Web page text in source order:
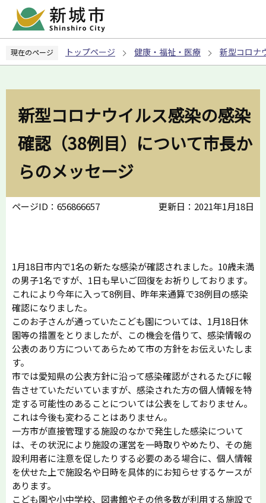
ペ
の
現在のページ トップページ 健康・福祉・医療 新型コロナ
新型コロナウイルス感染の感染
確認（38例目）について市長か
らのメッセージ
ページID：656866657 更新日：2021年1月18日
1月18日市内で1名の新たな感染が確認されました。10歳未満
の男子1名ですが、1日も早いご回復をお祈りしております。
これにより今年に入って8例目、昨年来通算で38例目の感染
確認になりました。
このお子さんが通っていたこども園については、1月18日休
園等の措置をとりましたが、この機会を借りて、感染情報の
公表のあり方についてあらためて市の方針をお伝えいたしま
す。
市では愛知県の公表方針に沿って感染確認がされるたびに報
告させていただいていますが、感染された方の個人情報を特
定する可能性のあることについては公表をしておりません。
これは今後も変わることはありません。
一方市が直接管理する施設のなかで発生した感染について
は、その状況により施設の運営を一時取りやめたり、その施
設利用者に注意を促したりする必要のある場合に、個人情報
を伏せた上で施設名や日時を具体的にお知らせするケースが
あります。
こども園や小中学校、図書館やその他多数が利用する施設で